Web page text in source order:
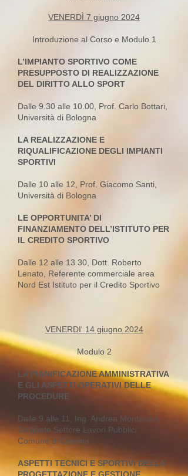
VENERDÌ 7 giugno 2024
Introduzione al Corso e Modulo 1
L’IMPIANTO SPORTIVO COME
PRESUPPOSTO DI REALIZZAZIONE
DEL DIRITTO ALLO SPORT
Dalle 9.30 alle 10.00, Prof. Carlo Bottari,
Università di Bologna
LA REALIZZAZIONE E
RIQUALIFICAZIONE DEGLI IMPIANTI
SPORTIVI
Dalle 10 alle 12, Prof. Giacomo Santi,
Università di Bologna
LE OPPORTUNITA’ DI
FINANZIAMENTO DELL’ISTITUTO PER
IL CREDITO SPORTIVO
Dalle 12 alle 13.30, Dott. Roberto
Lenato, Referente commerciale area
Nord Est Istituto per il Credito Sportivo
VENERDI' 14 giugno 2024
Modulo 2
LA PIANIFICAZIONE AMMINISTRATIVA
E GLI ASPETTI OPERATIVI DELLE
PROCEDURE
Dalle 9 alle 11, Ing. Andrea Montanari,
Dirigente Settore Lavori Pubblici
Comune di Cesena
ASPETTI TECNICI E SPORTIVI DELLA